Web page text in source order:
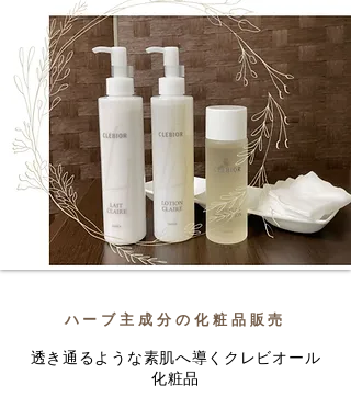
ハーブ主成分の化粧品販売
透き通るような素肌へ導くクレビオール
化粧品